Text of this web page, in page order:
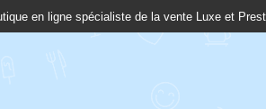
en ligne spécialiste de la vente Luxe et